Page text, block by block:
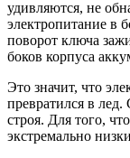
удивляются, не
электропитание в
поворот ключа
боков корпуса
Это значит, что
превратился в
строя. Для того,
экстремально